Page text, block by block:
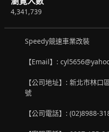
4,341,739
Speedy競速車業改裝
【Email】:
【公司地址】: 新北市林
號
【公司電話】: (02)8988-